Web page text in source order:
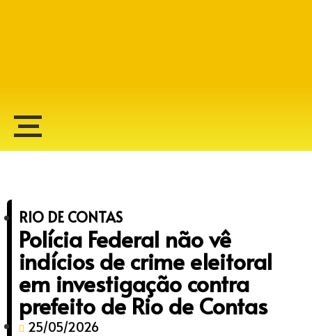
RIO DE CONTAS
Polícia Federal não vê
indícios de crime eleitoral
em investigação contra
prefeito de Rio de Contas
25/05/2026